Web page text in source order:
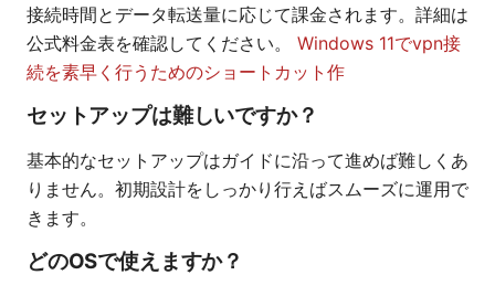
接続時間とデータ転送量に応じて課金されます。詳細は
公式料金表を確認してください。 Windows 11でvpn接
続を素早く行うためのショートカット作
セットアップは難しいですか？
基本的なセットアップはガイドに沿って進めば難しくあ
りません。初期設計をしっかり行えばスムーズに運用で
きます。
どのOSで使えますか？